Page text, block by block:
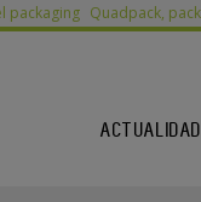
packaging Quadpack,
ACTUALIDAD